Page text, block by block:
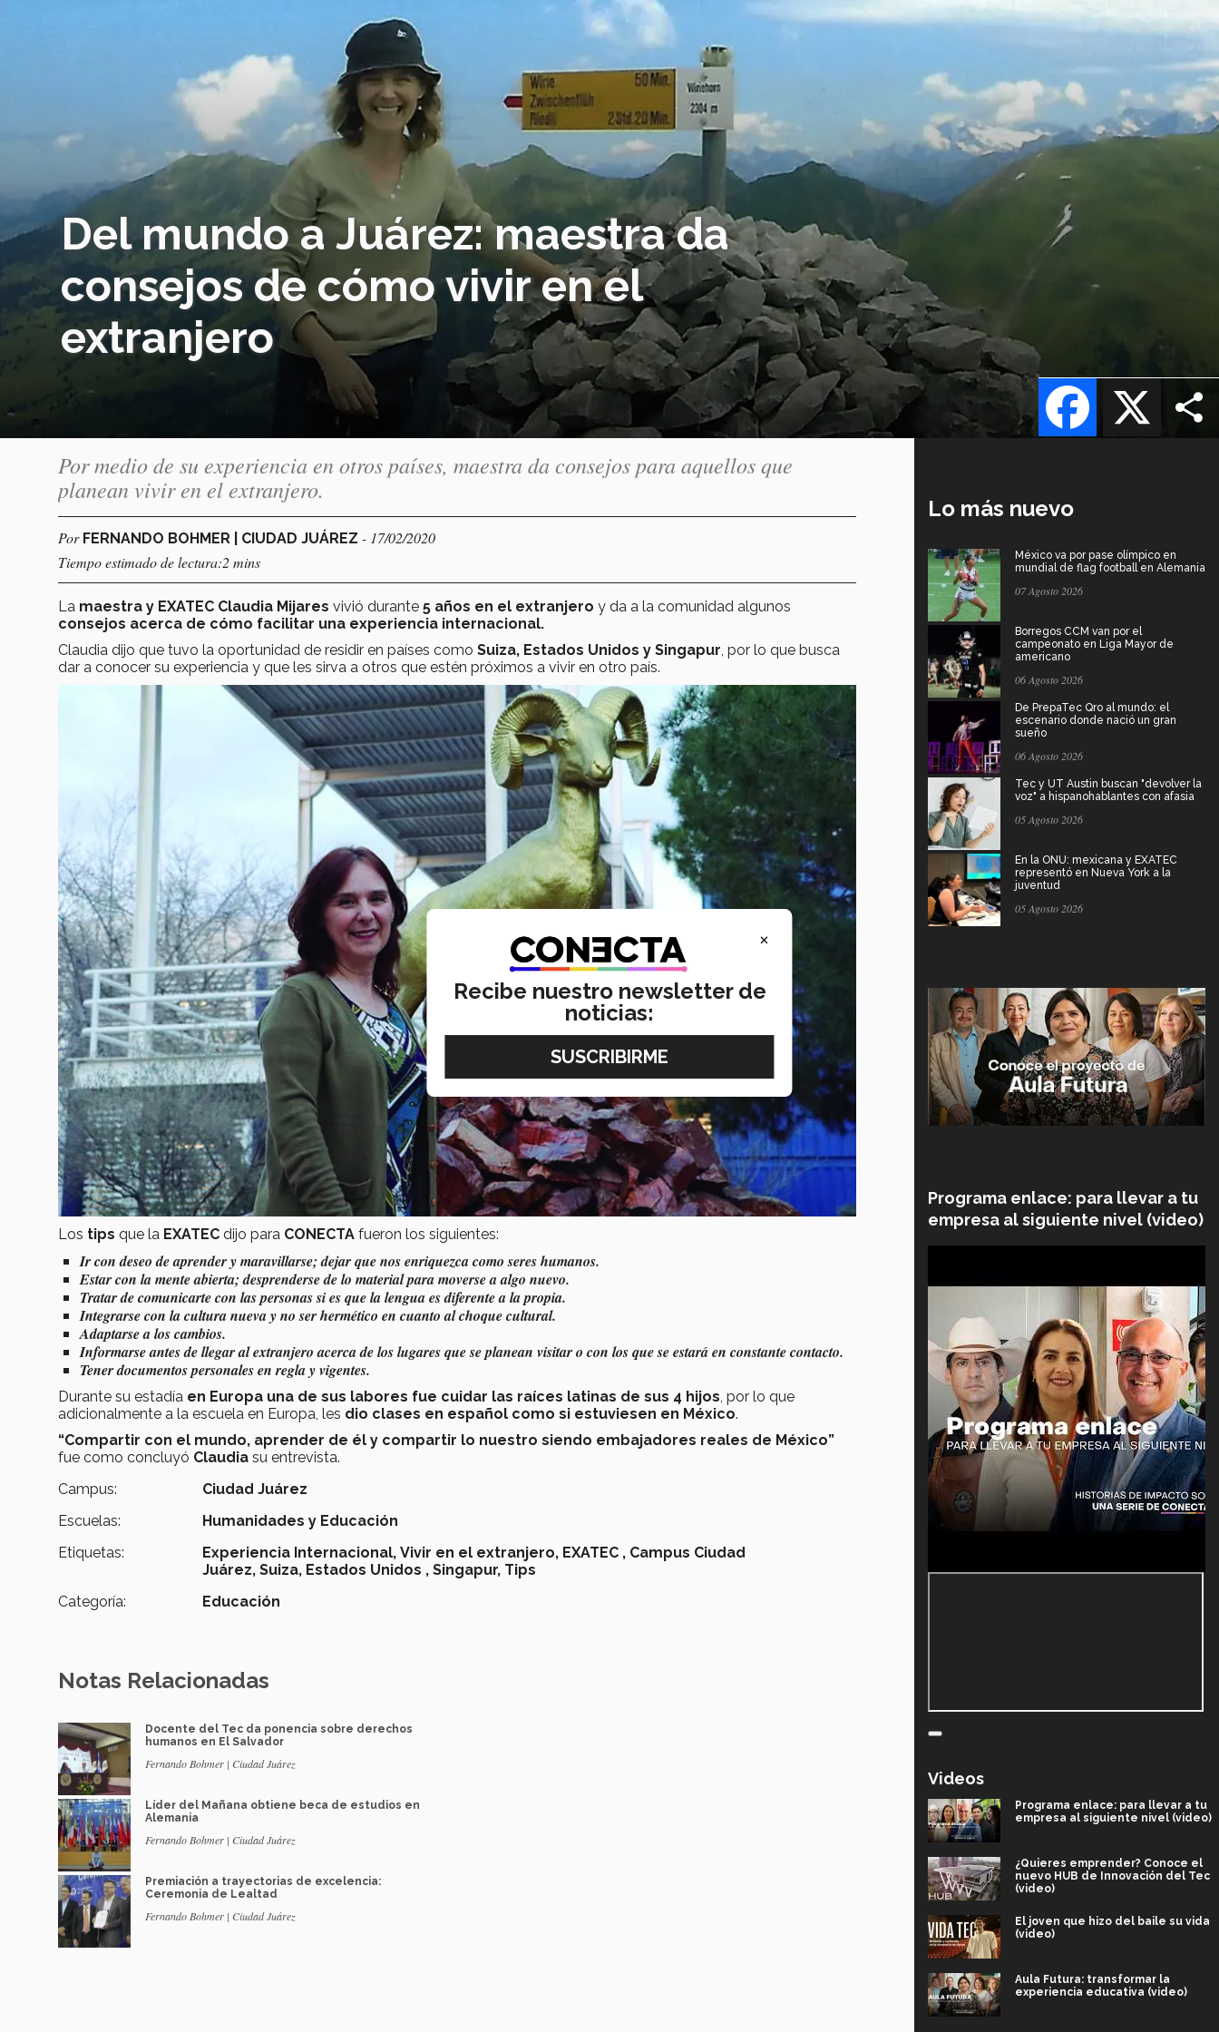
Del mundo a Juárez: maestra da
consejos de cómo vivir en el
extranjero
X
Facebook
Por medio de su experiencia en otros países, maestra da consejos para aquellos que
planean vivir en el extranjero.
Por FERNANDO BOHMER | CIUDAD JUÁREZ - 17/02/2020
Tiempo estimado de lectura:2 mins
La maestra y EXATEC Claudia Mijares vivió durante 5 años en el extranjero y da a la comunidad algunos
consejos acerca de cómo facilitar una experiencia internacional.
Claudia dijo que tuvo la oportunidad de residir en países como Suiza, Estados Unidos y Singapur , por lo que busca
dar a conocer su experiencia y que les sirva a otros que estén próximos a vivir en otro país.
Los tips que la EXATEC dijo para CONECTA fueron los siguientes:
Ir con deseo de aprender y maravillarse; dejar que nos enriquezca como seres humanos.
Estar con la mente abierta; desprenderse de lo material para moverse a algo nuevo.
Tratar de comunicarte con las personas si es que la lengua es diferente a la propia.
Integrarse con la cultura nueva y no ser hermético en cuanto al choque cultural.
Adaptarse a los cambios.
Informarse antes de llegar al extranjero acerca de los lugares que se planean visitar o con los que se estará en constante contacto.
Tener documentos personales en regla y vigentes.
Durante su estadía en Europa una de sus labores fue cuidar las raíces latinas de sus 4 hijos, por lo que
adicionalmente a la escuela en Europa, les dio clases en español como si estuviesen en México.
“Compartir con el mundo, aprender de él y compartir lo nuestro siendo embajadores reales de México”
fue como concluyó Claudia su entrevista.
Campus:
Ciudad Juárez
Escuelas:
Humanidades y Educación
Etiquetas:
Experiencia Internacional, Vivir en el extranjero, EXATEC , Campus Ciudad
Juárez, Suiza, Estados Unidos , Singapur, Tips
Categoría:
Educación
Notas Relacionadas
Docente del Tec da ponencia sobre derechos
humanos en El Salvador
Fernando Bohmer | Ciudad Juárez
Líder del Mañana obtiene beca de estudios en
Alemania
Fernando Bohmer | Ciudad Juárez
Premiación a trayectorias de excelencia:
Ceremonia de Lealtad
Fernando Bohmer | Ciudad Juárez
Lo más nuevo
México va por pase olímpico en
mundial de flag football en Alemania
07 Agosto 2026
Borregos CCM van por el
campeonato en Liga Mayor de
americano
06 Agosto 2026
De PrepaTec Qro al mundo: el
escenario donde nació un gran
sueño
06 Agosto 2026
Tec y UT Austin buscan "devolver la
voz" a hispanohablantes con afasia
05 Agosto 2026
En la ONU: mexicana y EXATEC
representó en Nueva York a la
juventud
05 Agosto 2026
Programa enlace: para llevar a tu
empresa al siguiente nivel (video)
Videos
Programa enlace: para llevar a tu
empresa al siguiente nivel (video)
¿Quieres emprender? Conoce el
nuevo HUB de Innovación del Tec
(video)
El joven que hizo del baile su vida
(video)
Aula Futura: transformar la
experiencia educativa (video)
×
Recibe nuestro newsletter de
noticias: